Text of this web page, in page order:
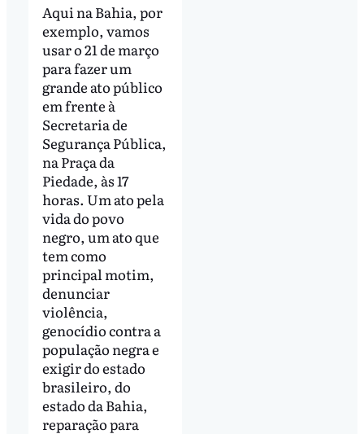
Aqui na Bahia, por
exemplo, vamos
usar o 21 de março
para fazer um
grande ato público
em frente à
Secretaria de
Segurança Pública,
na Praça da
Piedade, às 17
horas. Um ato pela
vida do povo
negro, um ato que
tem como
principal motim,
denunciar
violência,
genocídio contra a
população negra e
exigir do estado
brasileiro, do
estado da Bahia,
reparação para